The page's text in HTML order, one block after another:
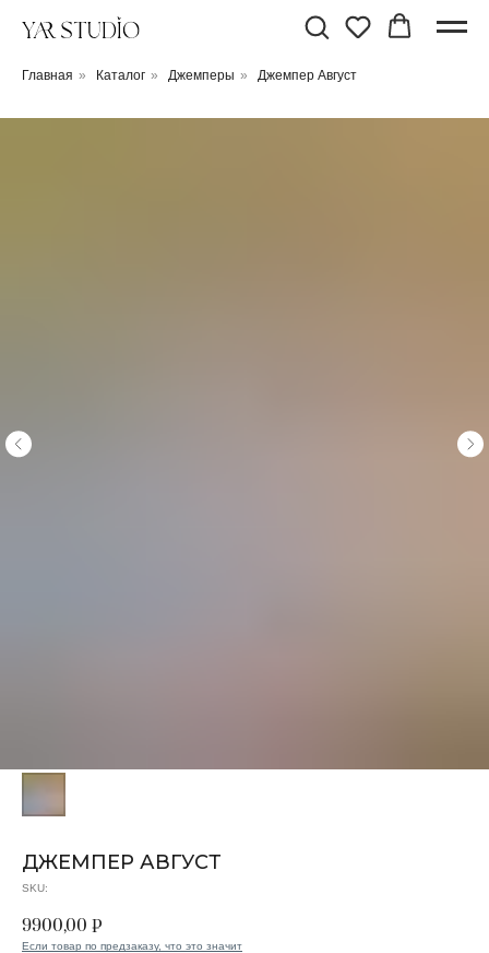
Главная » Каталог » Джемперы » Джемпер Август
ДЖЕМПЕР АВГУСТ
SKU:
9900,00 ₽
Если товар по предзаказу, что это значит